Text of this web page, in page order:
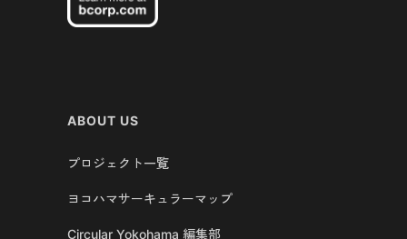
ABOUT US
プロジェクト一覧
ヨコハマサーキュラーマップ
Circular Yokohama 編集部